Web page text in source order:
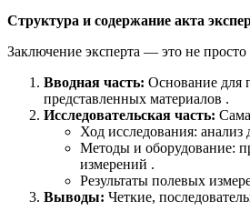
Структура и содержание акта
Заключение эксперта — это не
Вводная часть: Основание для
представленных материалов .
Исследовательская часть:
Ход исследования:
Методы и оборудование:
измерений .
Результаты полевых
Выводы: Четкие,